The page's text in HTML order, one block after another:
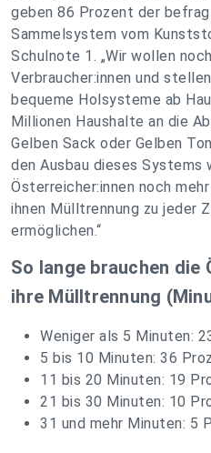
geben 86 Prozent der
Sammelsystem vom
Schulnote 1. „Wir wollen
Verbraucher:innen und
bequeme Holsysteme ab
Millionen Haushalte an die
Gelben Sack oder Gelben
den Ausbau dieses Systems
Österreicher:innen noch
ihnen Mülltrennung zu jeder
ermöglichen.“
So lange brauchen
ihre Mülltrennung
Weniger als 5 Minuten:
5 bis 10 Minuten: 36
11 bis 20 Minuten: 19
21 bis 30 Minuten: 10
31 und mehr Minuten: 5